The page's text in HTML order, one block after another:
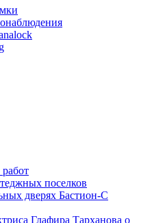
поселков
дверях Бастион-С
Глафира Тарханова о